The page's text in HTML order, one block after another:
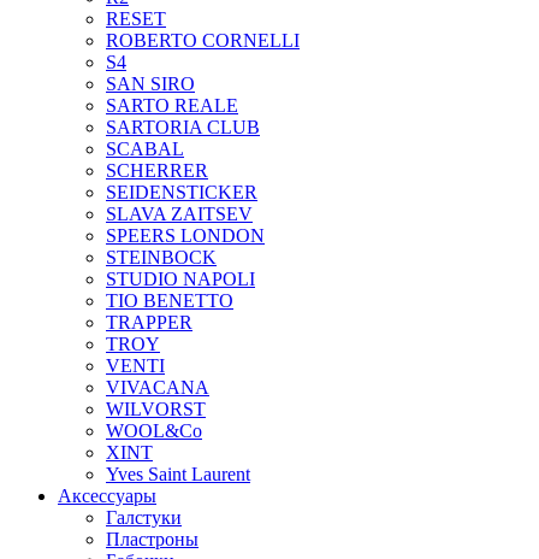
RESET
ROBERTO CORNELLI
S4
SAN SIRO
SARTO REALE
SARTORIA CLUB
SCABAL
SCHERRER
SEIDENSTICKER
SLAVA ZAITSEV
SPEERS LONDON
STEINBOCK
STUDIO NAPOLI
TIO BENETTO
TRAPPER
TROY
VENTI
VIVACANA
WILVORST
WOOL&Co
XINT
Yves Saint Laurent
Аксессуары
Галстуки
Пластроны